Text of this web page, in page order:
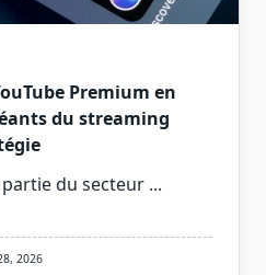
Premium en
du streaming
du secteur ...
2026